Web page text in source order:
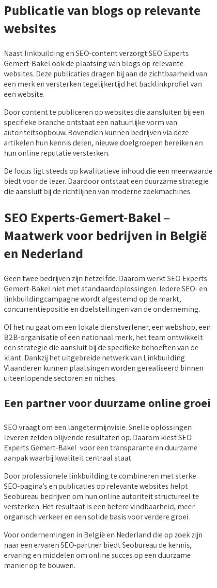
Publicatie van blogs op relevante
websites
Naast linkbuilding en SEO-content verzorgt SEO Experts
Gemert-Bakel ook de plaatsing van blogs op relevante
websites. Deze publicaties dragen bij aan de zichtbaarheid van
een merk en versterken tegelijkertijd het backlinkprofiel van
een website.
Door content te publiceren op websites die aansluiten bij een
specifieke branche ontstaat een natuurlijke vorm van
autoriteitsopbouw. Bovendien kunnen bedrijven via deze
artikelen hun kennis delen, nieuwe doelgroepen bereiken en
hun online reputatie versterken.
De focus ligt steeds op kwalitatieve inhoud die een meerwaarde
biedt voor de lezer. Daardoor ontstaat een duurzame strategie
die aansluit bij de richtlijnen van moderne zoekmachines.
SEO Experts-Gemert-Bakel –
Maatwerk voor bedrijven in België
en Nederland
Geen twee bedrijven zijn hetzelfde. Daarom werkt SEO Experts
Gemert-Bakel niet met standaardoplossingen. Iedere SEO- en
linkbuildingcampagne wordt afgestemd op de markt,
concurrentiepositie en doelstellingen van de onderneming.
Of het nu gaat om een lokale dienstverlener, een webshop, een
B2B-organisatie of een nationaal merk, het team ontwikkelt
een strategie die aansluit bij de specifieke behoeften van de
klant. Dankzij het uitgebreide netwerk van Linkbuilding
Vlaanderen kunnen plaatsingen worden gerealiseerd binnen
uiteenlopende sectoren en niches.
Een partner voor duurzame online groei
SEO vraagt om een langetermijnvisie. Snelle oplossingen
leveren zelden blijvende resultaten op. Daarom kiest SEO
Experts Gemert-Bakel voor een transparante en duurzame
aanpak waarbij kwaliteit centraal staat.
Door professionele linkbuilding te combineren met sterke
SEO-pagina’s en publicaties op relevante websites helpt
Seobureau bedrijven om hun online autoriteit structureel te
versterken. Het resultaat is een betere vindbaarheid, meer
organisch verkeer en een solide basis voor verdere groei.
Voor ondernemingen in België en Nederland die op zoek zijn
naar een ervaren SEO-partner biedt Seobureau de kennis,
ervaring en middelen om online succes op een duurzame
manier op te bouwen.